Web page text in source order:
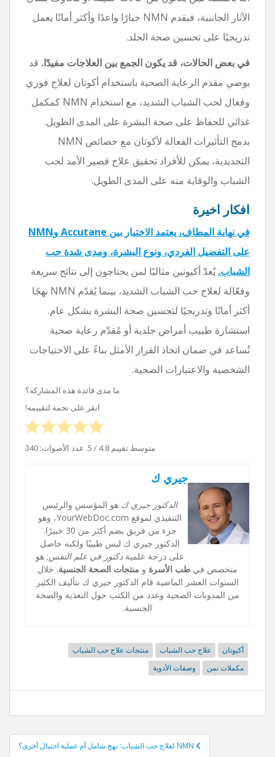
الآثار الجانبية، فيقدم NMN خيارًا واعدًا وأكثر أمانًا يعمل
تدريجيًا على تحسين صحة الجلد.
في بعض الحالات، قد يكون الجمع بين العلاجات مفيدًا. قد
يوصي مقدم الرعاية الصحية باستخدام أكوتان لعلاج فوري
وفعال لحب الشباب الشديد، مع استخدام NMN كمكمل
غذائي للحفاظ على صحة البشرة على المدى الطويل.
بدمج التأثيرات الفعالة لأكوتان مع خصائص NMN
التجديدية، يمكن للأفراد تحقيق علاج قصير الأمد لحب
الشباب والوقاية منه على المدى الطويل.
افكار اخيرة
في نهاية المطاف، يعتمد الاختيار بين Accutane وNMN
على التفضيل الفردي، ونوع البشرة، ومدى شدة حب
الشباب.يُعدّ أكيوتين مثاليًا لمن يحتاجون إلى نتائج سريعة
وفعّالة لعلاج حب الشباب الشديد، بينما يُقدّم NMN نهجًا
أكثر أمانًا وتدريجيًا لتحسين صحة البشرة بشكل عام.
استشارة طبيب أمراض جلدية أو مُقدّم رعاية صحية
تُساعد في ضمان اتخاذ القرار الأمثل بناءً على الاحتياجات
الشخصية والاعتبارات الصحية.
ما مدى فائدة هذه المشاركة؟
انقر على نجمة لتقييمه!
متوسط ​​تقييم 4.8/ 5. عدد الأصوات: 340
جيري ك
الدكتور جيري ك هو المؤسس والرئيس
التنفيذي لموقع YourWebDoc.com، وهو
جزء من فريق يضم أكثر من 30 خبيرًا.
الدكتور جيري ك ليس طبيبًا ولكنه حاصل
على درجة علمية دكتور في علم النفس; هو
متخصص في طب الأسرة و منتجات الصحة الجنسية. خلال
السنوات العشر الماضية قام الدكتور جيري ك بتأليف الكثير
من المدونات الصحية وعدد من الكتب حول التغذية والصحة
الجنسية.
أكيوتان علاج حب الشباب
منتجات علاج حب الشباب
مكملات نمن
وصفات الأدوية
NMN لعلاج حب الشباب: نهج شامل أم عملية احتيال أخرى؟